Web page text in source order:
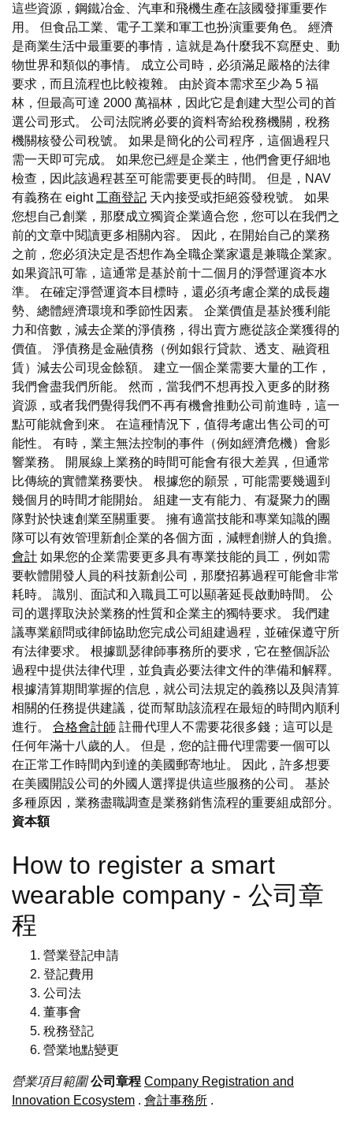
這些資源，鋼鐵冶金、汽車和飛機生產在該國發揮重要作
用。 但食品工業、電子工業和軍工也扮演重要角色。 經濟
是商業生活中最重要的事情，這就是為什麼我不寫歷史、動
物世界和類似的事情。 成立公司時，必須滿足嚴格的法律
要求，而且流程也比較複雜。 由於資本需求至少為 5 福
林，但最高可達 2000 萬福林，因此它是創建大型公司的首
選公司形式。 公司法院將必要的資料寄給稅務機關，稅務
機關核發公司稅號。 如果是簡化的公司程序，這個過程只
需一天即可完成。 如果您已經是企業主，他們會更仔細地
檢查，因此該過程甚至可能需要更長的時間。 但是，NAV
有義務在 eight 工商登記 天內接受或拒絕簽發稅號。 如果
您想自己創業，那麼成立獨資企業適合您，您可以在我們之
前的文章中閱讀更多相關內容。 因此，在開始自己的業務
之前，您必須決定是否想作為全職企業家還是兼職企業家。
如果資訊可靠，這通常是基於前十二個月的淨營運資本水
準。 在確定淨營運資本目標時，還必須考慮企業的成長趨
勢、總體經濟環境和季節性因素。 企業價值是基於獲利能
力和倍數，減去企業的淨債務，得出賣方應從該企業獲得的
價值。 淨債務是金融債務（例如銀行貸款、透支、融資租
賃）減去公司現金餘額。 建立一個企業需要大量的工作，
我們會盡我們所能。 然而，當我們不想再投入更多的財務
資源，或者我們覺得我們不再有機會推動公司前進時，這一
點可能就會到來。 在這種情況下，值得考慮出售公司的可
能性。 有時，業主無法控制的事件（例如經濟危機）會影
響業務。 開展線上業務的時間可能會有很大差異，但通常
比傳統的實體業務要快。 根據您的願景，可能需要幾週到
幾個月的時間才能開始。 組建一支有能力、有凝聚力的團
隊對於快速創業至關重要。 擁有適當技能和專業知識的團
隊可以有效管理新創企業的各個方面，減輕創辦人的負擔。
會計 如果您的企業需要更多具有專業技能的員工，例如需
要軟體開發人員的科技新創公司，那麼招募過程可能會非常
耗時。 識別、面試和入職員工可以顯著延長啟動時間。 公
司的選擇取決於業務的性質和企業主的獨特要求。 我們建
議專業顧問或律師協助您完成公司組建過程，並確保遵守所
有法律要求。 根據凱瑟律師事務所的要求，它在整個訴訟
過程中提供法律代理，並負責必要法律文件的準備和解釋。
根據清算期間掌握的信息，就公司法規定的義務以及與清算
相關的任務提供建議，從而幫助該流程在最短的時間內順利
進行。 合格會計師 註冊代理人不需要花很多錢；這可以是
任何年滿十八歲的人。 但是，您的註冊代理需要一個可以
在正常工作時間內到達的美國郵寄地址。 因此，許多想要
在美國開設公司的外國人選擇提供這些服務的公司。 基於
多種原因，業務盡職調查是業務銷售流程的重要組成部分。
資本額
How to register a smart
wearable company - 公司章
程
營業登記申請
登記費用
公司法
董事會
稅務登記
營業地點變更
營業項目範圍 公司章程 Company Registration and
Innovation Ecosystem . 會計事務所 .